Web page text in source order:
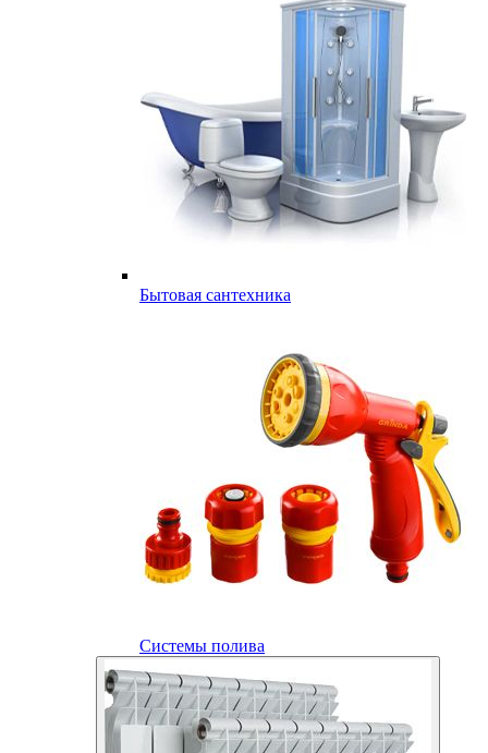
Бытовая сантехника
Системы полива